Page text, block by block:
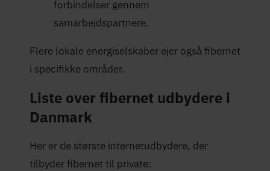
forbindelser gennem
samarbejdspartnere.
Flere lokale energiselskaber ejer også fibernet
i specifikke områder.
Liste over fibernet udbydere i
Danmark
Her er de største internetudbydere, der
tilbyder fibernet til private: